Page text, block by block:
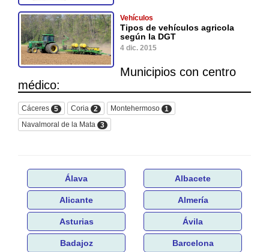
Vehículos
Tipos de vehículos agricola
según la DGT
4 dic. 2015
Municipios con centro
médico:
Cáceres 5 Coria 2 Montehermoso 1
Navalmoral de la Mata
3
Álava Albacete
Alicante Almería
Asturias Ávila
Badajoz Barcelona